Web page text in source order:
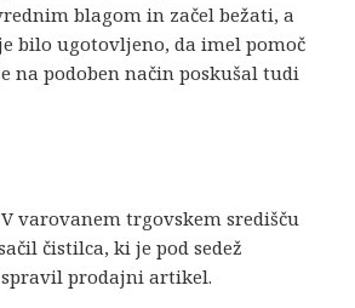
blagom in začel bežati, a
bilo ugotovljeno, da imel pomoč
na podoben način poskušal tudi
V varovanem trgovskem središču
čistilca, ki je pod sedež
prodajni artikel.